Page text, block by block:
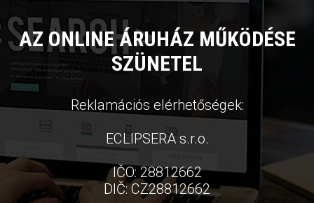
AZ ONLINE ÁRUHÁZ MŰKÖDÉSE
SZÜNETEL
Reklamációs elérhetőségek:
ECLIPSERA s.r.o.
IČO: 28812662
DIČ: CZ28812662